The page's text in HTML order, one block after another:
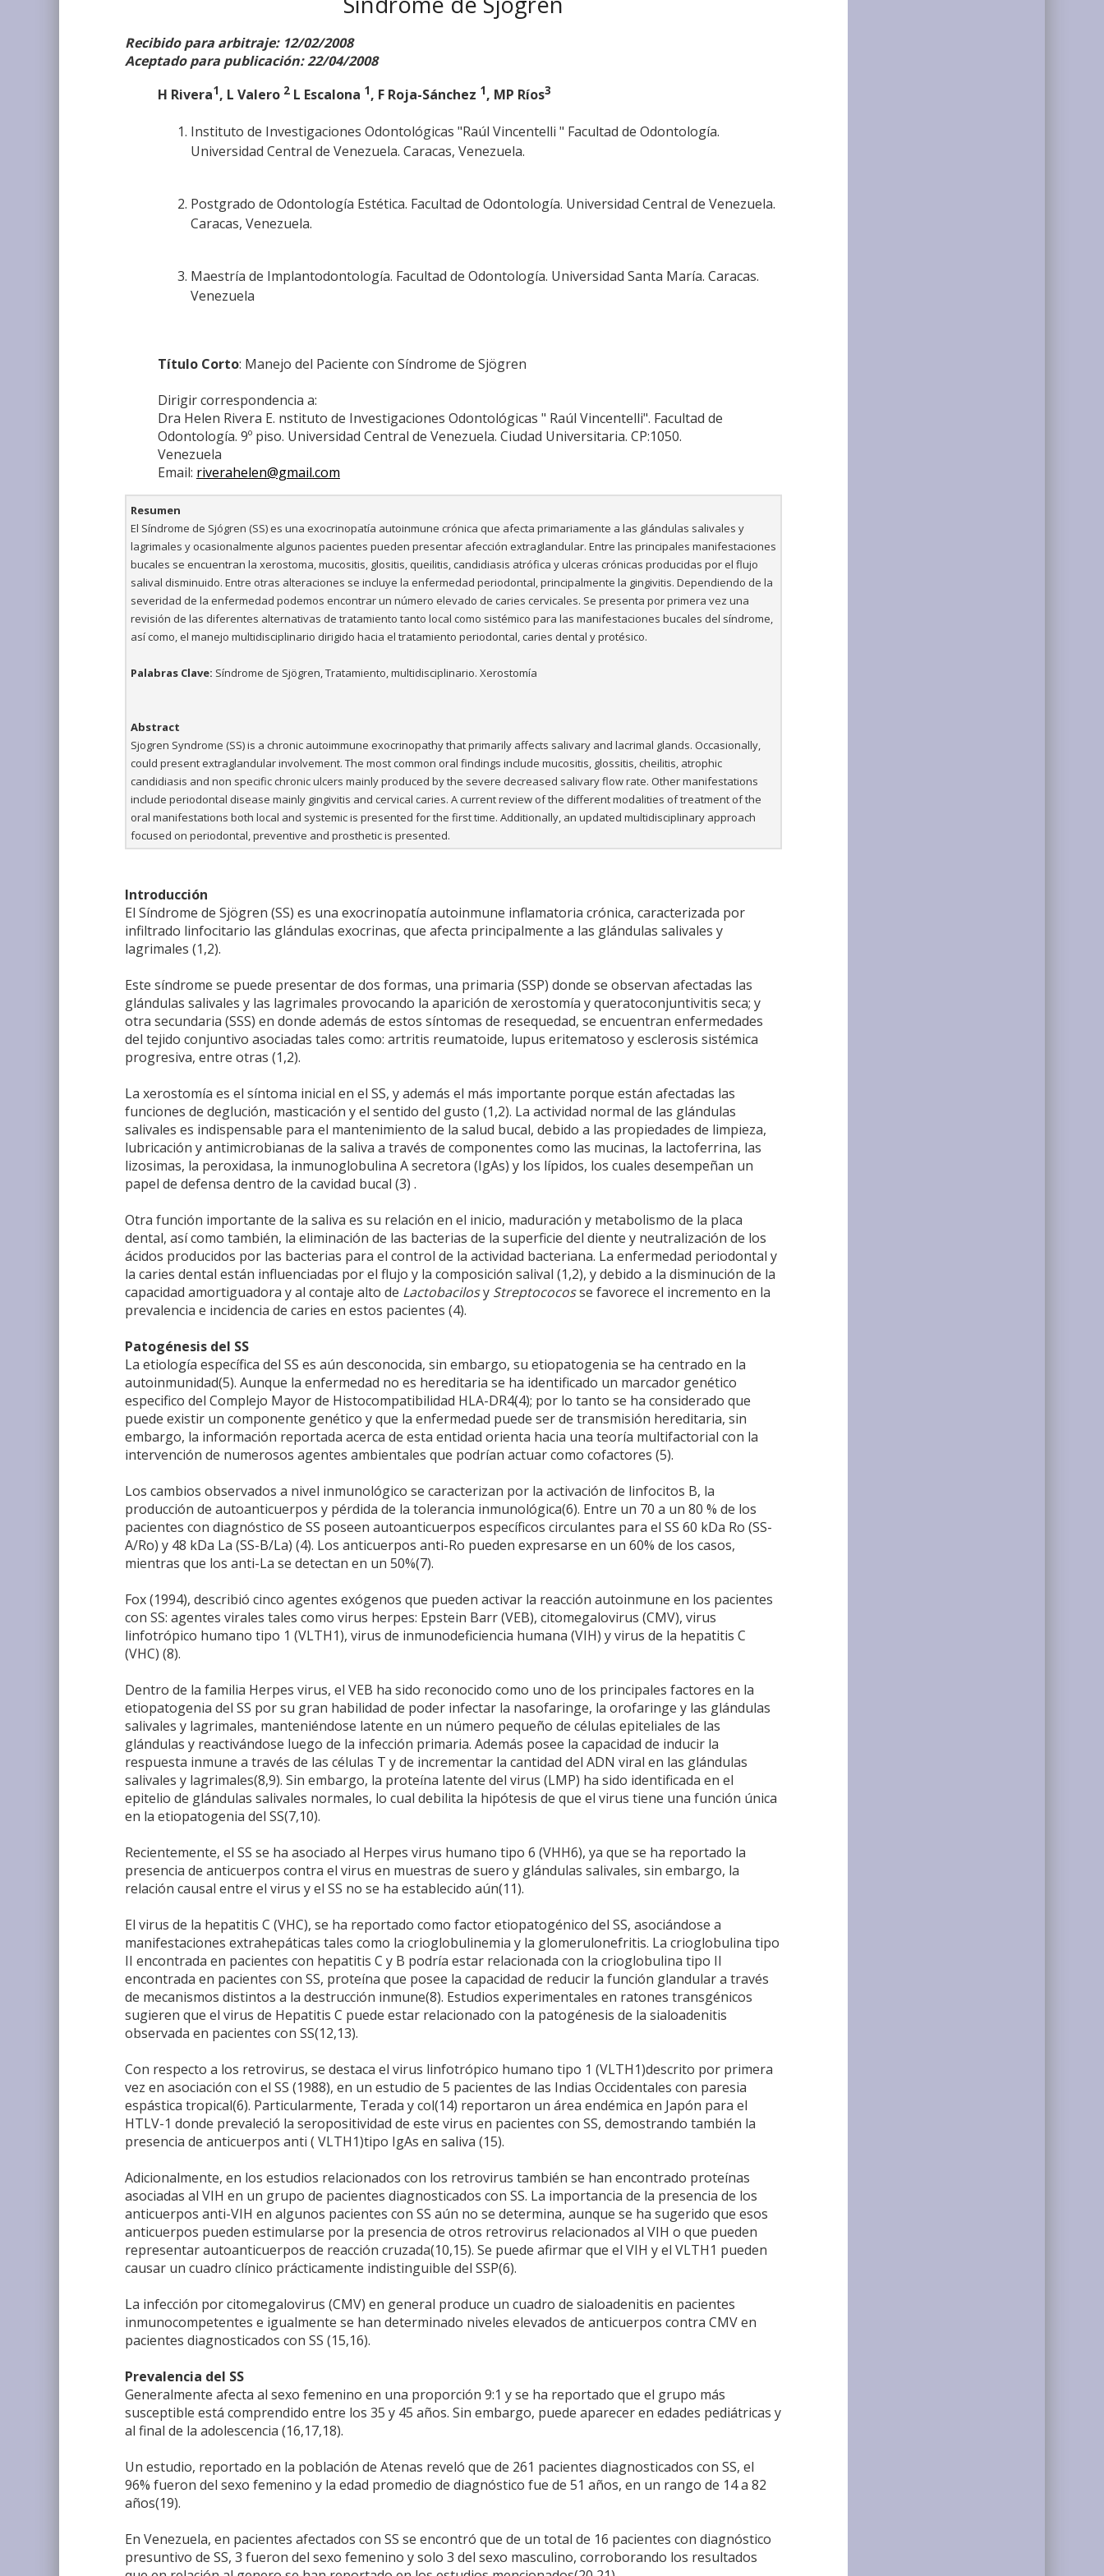
Recibido para arbitraje: 12/02/2008
Aceptado para publicación: 22/04/2008
H Rivera1, L Valero 2 L Escalona 1, F Roja-Sánchez 1, MP Ríos3
Instituto de Investigaciones Odontológicas "Raúl Vincentelli " Facultad de Odontología.
Universidad Central de Venezuela. Caracas, Venezuela.
Postgrado de Odontología Estética. Facultad de Odontología. Universidad Central de Venezuela.
Caracas, Venezuela.
Maestría de Implantodontología. Facultad de Odontología. Universidad Santa María. Caracas.
Venezuela
Título Corto: Manejo del Paciente con Síndrome de Sjögren
Dirigir correspondencia a:
Dra Helen Rivera E. nstituto de Investigaciones Odontológicas " Raúl Vincentelli". Facultad de
Odontología. 9º piso. Universidad Central de Venezuela. Ciudad Universitaria. CP:1050.
Venezuela
Email: riverahelen@gmail.com
Resumen
El Síndrome de Sjógren (SS) es una exocrinopatía autoinmune crónica que afecta primariamente a las glándulas salivales y
lagrimales y ocasionalmente algunos pacientes pueden presentar afección extraglandular. Entre las principales manifestaciones
bucales se encuentran la xerostoma, mucositis, glositis, queilitis, candidiasis atrófica y ulceras crónicas producidas por el flujo
salival disminuido. Entre otras alteraciones se incluye la enfermedad periodontal, principalmente la gingivitis. Dependiendo de la
severidad de la enfermedad podemos encontrar un número elevado de caries cervicales. Se presenta por primera vez una
revisión de las diferentes alternativas de tratamiento tanto local como sistémico para las manifestaciones bucales del síndrome,
así como, el manejo multidisciplinario dirigido hacia el tratamiento periodontal, caries dental y protésico.
Palabras Clave: Síndrome de Sjögren, Tratamiento, multidisciplinario. Xerostomía
Abstract
Sjogren Syndrome (SS) is a chronic autoimmune exocrinopathy that primarily affects salivary and lacrimal glands. Occasionally,
could present extraglandular involvement. The most common oral findings include mucositis, glossitis, cheilitis, atrophic
candidiasis and non specific chronic ulcers mainly produced by the severe decreased salivary flow rate. Other manifestations
include periodontal disease mainly gingivitis and cervical caries. A current review of the different modalities of treatment of the
oral manifestations both local and systemic is presented for the first time. Additionally, an updated multidisciplinary approach
focused on periodontal, preventive and prosthetic is presented.
Introducción
El Síndrome de Sjögren (SS) es una exocrinopatía autoinmune inflamatoria crónica, caracterizada por
infiltrado linfocitario las glándulas exocrinas, que afecta principalmente a las glándulas salivales y
lagrimales (1,2).
Este síndrome se puede presentar de dos formas, una primaria (SSP) donde se observan afectadas las
glándulas salivales y las lagrimales provocando la aparición de xerostomía y queratoconjuntivitis seca; y
otra secundaria (SSS) en donde además de estos síntomas de resequedad, se encuentran enfermedades
del tejido conjuntivo asociadas tales como: artritis reumatoide, lupus eritematoso y esclerosis sistémica
progresiva, entre otras (1,2).
La xerostomía es el síntoma inicial en el SS, y además el más importante porque están afectadas las
funciones de deglución, masticación y el sentido del gusto (1,2). La actividad normal de las glándulas
salivales es indispensable para el mantenimiento de la salud bucal, debido a las propiedades de limpieza,
lubricación y antimicrobianas de la saliva a través de componentes como las mucinas, la lactoferrina, las
lizosimas, la peroxidasa, la inmunoglobulina A secretora (IgAs) y los lípidos, los cuales desempeñan un
papel de defensa dentro de la cavidad bucal (3) .
Otra función importante de la saliva es su relación en el inicio, maduración y metabolismo de la placa
dental, así como también, la eliminación de las bacterias de la superficie del diente y neutralización de los
ácidos producidos por las bacterias para el control de la actividad bacteriana. La enfermedad periodontal y
la caries dental están influenciadas por el flujo y la composición salival (1,2), y debido a la disminución de la
capacidad amortiguadora y al contaje alto de Lactobacilosy Streptococosse favorece el incremento en la
prevalencia e incidencia de caries en estos pacientes (4).
Patogénesis del SS
La etiología específica del SS es aún desconocida, sin embargo, su etiopatogenia se ha centrado en la
autoinmunidad(5). Aunque la enfermedad no es hereditaria se ha identificado un marcador genético
especifico del Complejo Mayor de Histocompatibilidad HLA-DR4(4); por lo tanto se ha considerado que
puede existir un componente genético y que la enfermedad puede ser de transmisión hereditaria, sin
embargo, la información reportada acerca de esta entidad orienta hacia una teoría multifactorial con la
intervención de numerosos agentes ambientales que podrían actuar como cofactores (5).
Los cambios observados a nivel inmunológico se caracterizan por la activación de linfocitos B, la
producción de autoanticuerpos y pérdida de la tolerancia inmunológica(6). Entre un 70 a un 80 % de los
pacientes con diagnóstico de SS poseen autoanticuerpos específicos circulantes para el SS 60 kDa Ro (SS-
A/Ro) y 48 kDa La (SS-B/La) (4). Los anticuerpos anti-Ro pueden expresarse en un 60% de los casos,
mientras que los anti-La se detectan en un 50%(7).
Fox (1994), describió cinco agentes exógenos que pueden activar la reacción autoinmune en los pacientes
con SS: agentes virales tales como virus herpes: Epstein Barr (VEB), citomegalovirus (CMV), virus
linfotrópico humano tipo 1 (VLTH1), virus de inmunodeficiencia humana (VIH) y virus de la hepatitis C
(VHC) (8).
Dentro de la familia Herpes virus, el VEB ha sido reconocido como uno de los principales factores en la
etiopatogenia del SS por su gran habilidad de poder infectar la nasofaringe, la orofaringe y las glándulas
salivales y lagrimales, manteniéndose latente en un número pequeño de células epiteliales de las
glándulas y reactivándose luego de la infección primaria. Además posee la capacidad de inducir la
respuesta inmune a través de las células T y de incrementar la cantidad del ADN viral en las glándulas
salivales y lagrimales(8,9). Sin embargo, la proteína latente del virus (LMP) ha sido identificada en el
epitelio de glándulas salivales normales, lo cual debilita la hipótesis de que el virus tiene una función única
en la etiopatogenia del SS(7,10).
Recientemente, el SS se ha asociado al Herpes virus humano tipo 6 (VHH6), ya que se ha reportado la
presencia de anticuerpos contra el virus en muestras de suero y glándulas salivales, sin embargo, la
relación causal entre el virus y el SS no se ha establecido aún(11).
El virus de la hepatitis C (VHC), se ha reportado como factor etiopatogénico del SS, asociándose a
manifestaciones extrahepáticas tales como la crioglobulinemia y la glomerulonefritis. La crioglobulina tipo
II encontrada en pacientes con hepatitis C y B podría estar relacionada con la crioglobulina tipo II
encontrada en pacientes con SS, proteína que posee la capacidad de reducir la función glandular a través
de mecanismos distintos a la destrucción inmune(8). Estudios experimentales en ratones transgénicos
sugieren que el virus de Hepatitis C puede estar relacionado con la patogénesis de la sialoadenitis
observada en pacientes con SS(12,13).
Con respecto a los retrovirus, se destaca el virus linfotrópico humano tipo 1 (VLTH1)descrito por primera
vez en asociación con el SS (1988), en un estudio de 5 pacientes de las Indias Occidentales con paresia
espástica tropical(6). Particularmente, Terada y col(14) reportaron un área endémica en Japón para el
HTLV-1 donde prevaleció la seropositividad de este virus en pacientes con SS, demostrando también la
presencia de anticuerpos anti ( VLTH1)tipo IgAs en saliva (15).
Adicionalmente, en los estudios relacionados con los retrovirus también se han encontrado proteínas
asociadas al VIH en un grupo de pacientes diagnosticados con SS. La importancia de la presencia de los
anticuerpos anti-VIH en algunos pacientes con SS aún no se determina, aunque se ha sugerido que esos
anticuerpos pueden estimularse por la presencia de otros retrovirus relacionados al VIH o que pueden
representar autoanticuerpos de reacción cruzada(10,15). Se puede afirmar que el VIH y el VLTH1 pueden
causar un cuadro clínico prácticamente indistinguible del SSP(6).
La infección por citomegalovirus (CMV) en general produce un cuadro de sialoadenitis en pacientes
inmunocompetentes e igualmente se han determinado niveles elevados de anticuerpos contra CMV en
pacientes diagnosticados con SS (15,16).
Prevalencia del SS
Generalmente afecta al sexo femenino en una proporción 9:1 y se ha reportado que el grupo más
susceptible está comprendido entre los 35 y 45 años. Sin embargo, puede aparecer en edades pediátricas y
al final de la adolescencia (16,17,18).
Un estudio, reportado en la población de Atenas reveló que de 261 pacientes diagnosticados con SS, el
96% fueron del sexo femenino y la edad promedio de diagnóstico fue de 51 años, en un rango de 14 a 82
años(19).
En Venezuela, en pacientes afectados con SS se encontró que de un total de 16 pacientes con diagnóstico
presuntivo de SS, 3 fueron del sexo femenino y solo 3 del sexo masculino, corroborando los resultados